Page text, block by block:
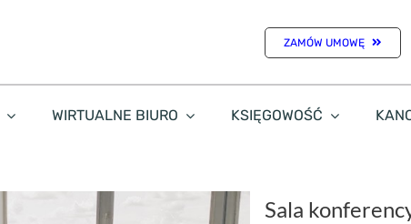
ZAMÓW UMOWĘ
WIRTUALNE BIURO KSIĘGOWOŚĆ
Sala